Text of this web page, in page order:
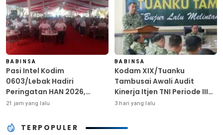
BABINSA
Pasi Intel Kodim
0603/Lebak Hadiri
Peringatan HAN 2026,
Tegaskan Dukungan
Ramah Anak
21 jam yang lalu
BABINSA
Kodam XIX/Tuanku
Tambusai Awali Audit
Kinerja Itjen TNI Periode III
TA 2026
3 hari yang lalu
TERPOPULER